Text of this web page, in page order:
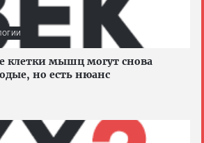
клетки мышц могут снова
но есть нюанс